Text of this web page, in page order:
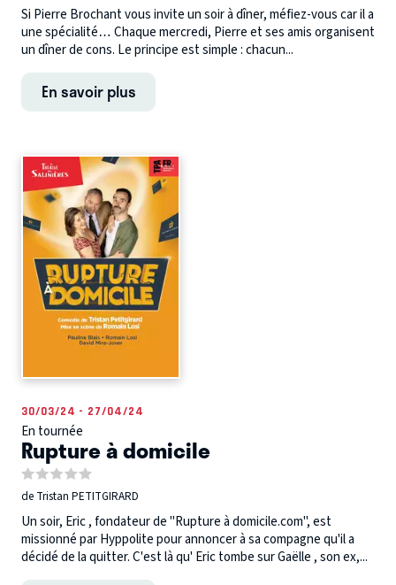
Si Pierre Brochant vous invite un soir à dîner, méfiez-vous car il a
une spécialité… Chaque mercredi, Pierre et ses amis organisent
un dîner de cons. Le principe est simple : chacun...
En savoir plus
30/03/24 - 27/04/24
En tournée
Rupture à domicile
de Tristan PETITGIRARD
Un soir, Eric , fondateur de "Rupture à domicile.com", est
missionné par Hyppolite pour annoncer à sa compagne qu'il a
décidé de la quitter. C'est là qu' Eric tombe sur Gaëlle , son ex,...